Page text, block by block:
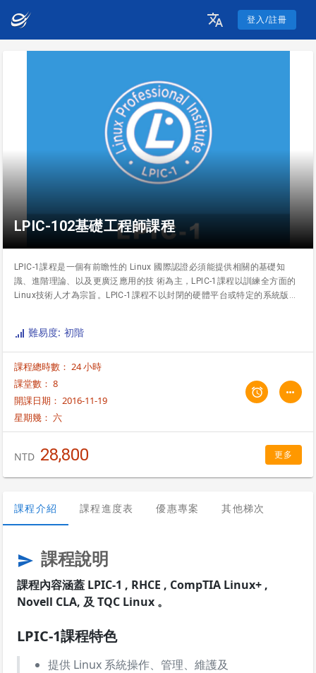
登入/註冊
LPIC-102基礎工程師課程
LPIC-1課程是一個有前瞻性的 Linux 國際認證必須能提供相關的基礎知
識、進階理論、以及更廣泛應用的技 術為主，LPIC-1課程以訓練全方面的
Linux技術人才為宗旨。LPIC-1課程不以封閉的硬體平台或特定的系統版本
Professional Institute） 國際認證，為IT業界公認及企業選擇資訊人才依
據的不二考量。 然而，一個完整的 LPIC-1課程必須提供以下內容的教育及
訓練。
難易度: 初階
課程總時數： 24 小時
課堂數： 8
開課日期： 2016-11-19
星期幾： 六
NTD 28,800 更多
課程介紹 課程進度表 優惠專案 其他梯次
send 課程說明
課程內容涵蓋 LPIC-1 , RHCE , CompTIA Linux+ ,
Novell CLA, 及 TQC Linux 。
LPIC-1課程特色
提供 Linux 系統操作、管理、維護及